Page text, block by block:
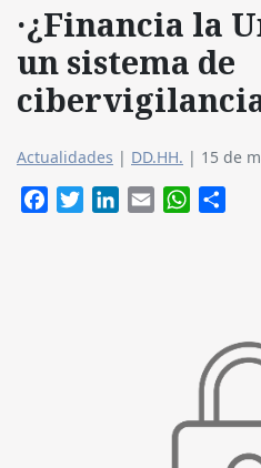
·¿Financia la
un sistema de
cibervigilancia
Actualidades | DD.HH. | 15 de
FacebookTwitterLinkedIn
Email